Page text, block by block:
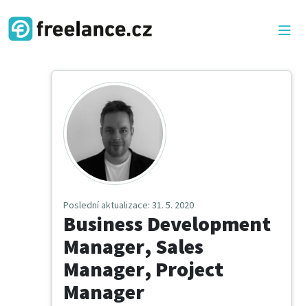
Poslední aktualizace: 31. 5. 2020
Business Development
Manager, Sales
Manager, Project
Manager